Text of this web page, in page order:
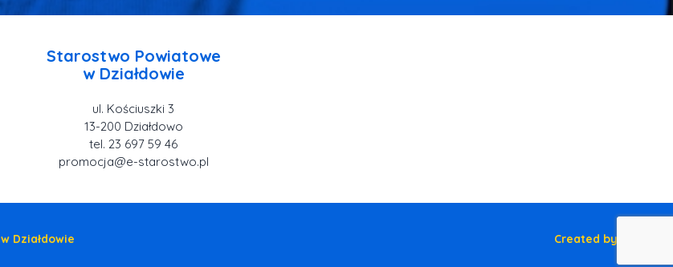
Starostwo Powiatowe
ul. Kościuszki 3
tel. 23 697 59 46
promocja@e-starostwo.pl
Działdowie Created by NEVPIX